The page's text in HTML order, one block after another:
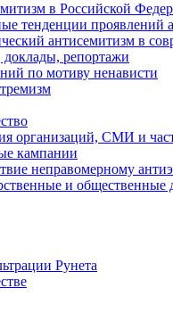
в Российской
тенденции проявлений
антисемитизм в
доклады, репортажи
по мотиву ненависти
организаций, СМИ и
кампании
неправомерному
и общественные
Рунета